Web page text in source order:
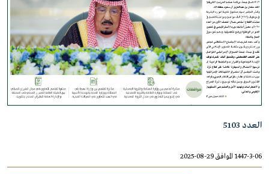
العدد 5103
1447-3-06 الموافق 29-08-2025